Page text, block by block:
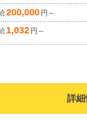
ありません！
人ひとりのお
は、ぜひ気軽
200,000円～
1,032円～
詳